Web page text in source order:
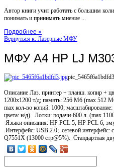
Автор книги учит работать с большим
понимать и принимать мнение ...
Подробнее »
Вернуться к: Лазерные МФУ
МФУ А4 HP LJ
Описание Лаз. принтер + планш. копир +
1200х1200 т/д; память: 256 Мб (max 512
max кол-во копий: 1000;
цвета: н/д). Лотки: подачи-600 л. (max
Языки описания: HP PCL 5, HP PCL 6,
Интерфейс: USB 2.0; сетевой интерфейс:
Q7551X (13000 стр@5%). Стандартная